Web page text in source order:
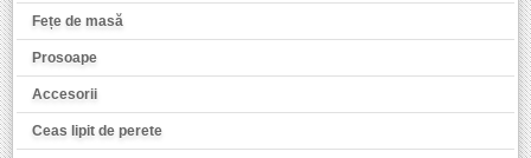
Fețe de masă
Prosoape
Accesorii
Ceas lipit de perete